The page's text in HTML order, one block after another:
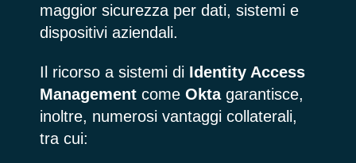
maggior sicurezza per dati, sistemi e
dispositivi aziendali.
Il ricorso a sistemi di Identity Access
Management comeOkta garantisce,
inoltre, numerosi vantaggi collaterali,
tra cui: